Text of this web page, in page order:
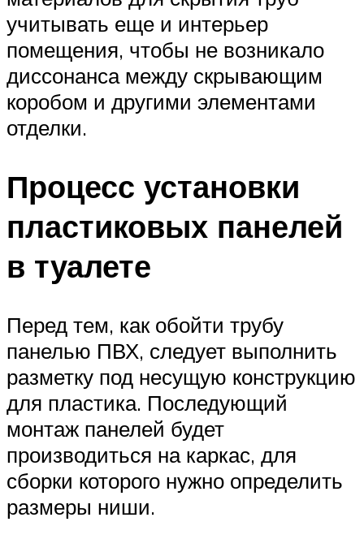
учитывать еще и интерьер
помещения, чтобы не возникало
диссонанса между скрывающим
коробом и другими элементами
отделки.
Процесс установки
пластиковых панелей
в туалете
Перед тем, как обойти трубу
панелью ПВХ, следует выполнить
разметку под несущую конструкцию
для пластика. Последующий
монтаж панелей будет
производиться на каркас, для
сборки которого нужно определить
размеры ниши.